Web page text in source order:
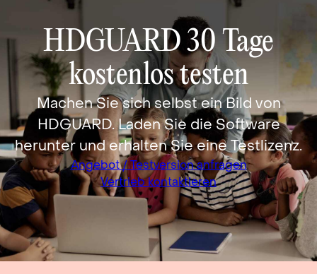
HDGUARD 30 Tage
kostenlos testen
Machen Sie sich selbst ein Bild von
HDGUARD. Laden Sie die Software
herunter und erhalten Sie eine Testlizenz.
Angebot / Testversion anfragen
Vertrieb kontaktieren